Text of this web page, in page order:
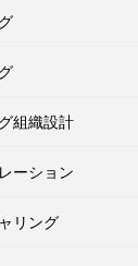
組織設計
ーション
リング